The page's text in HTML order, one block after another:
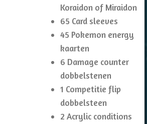
Koraidon of Miraidon
65 Card sleeves
45 Pokemon energy
kaarten
6 Damage counter
dobbelstenen
1 Competitie flip
dobbelsteen
2 Acrylic conditions